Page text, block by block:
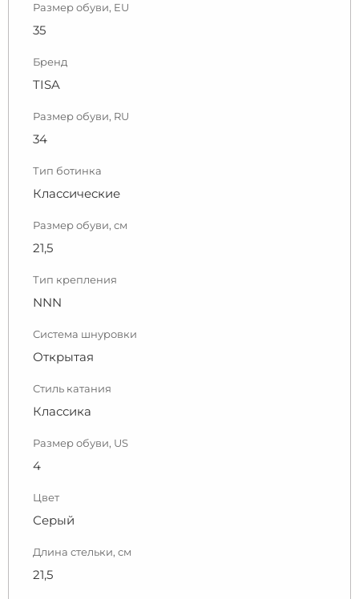
Размер обуви, EU
35
Бренд
TISA
Размер обуви, RU
34
Тип ботинка
Классические
Размер обуви, см
21,5
Тип крепления
NNN
Система шнуровки
Открытая
Стиль катания
Классика
Размер обуви, US
4
Цвет
Серый
Длина стельки, см
21,5